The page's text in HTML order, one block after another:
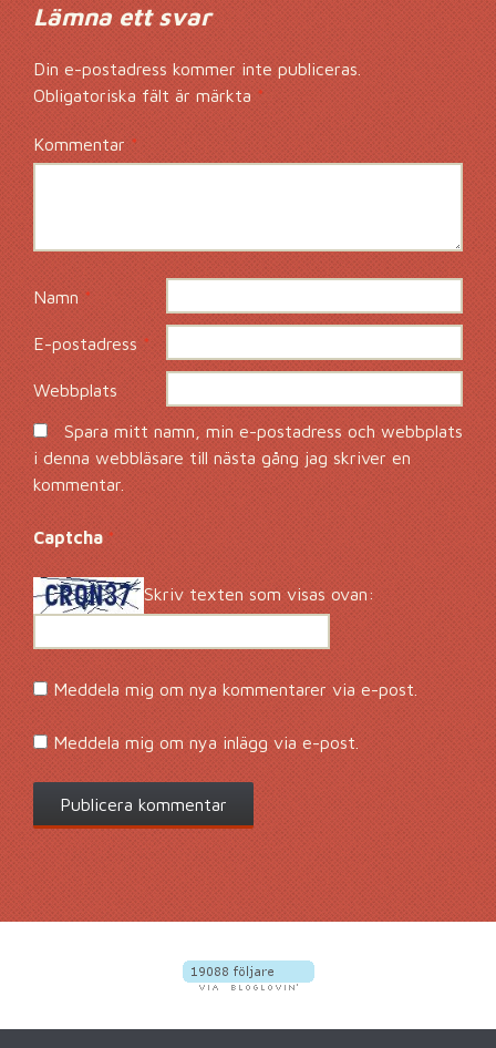
Lämna ett svar
Din e-postadress kommer inte publiceras.
Obligatoriska fält är märkta *
Kommentar*
Namn*
E-postadress*
Webbplats
Spara mitt namn, min e-postadress och webbplats
i denna webbläsare till nästa gång jag skriver en
kommentar.
Captcha*
Skriv texten som visas ovan:
Meddela mig om nya kommentarer via e-post.
Meddela mig om nya inlägg via e-post.